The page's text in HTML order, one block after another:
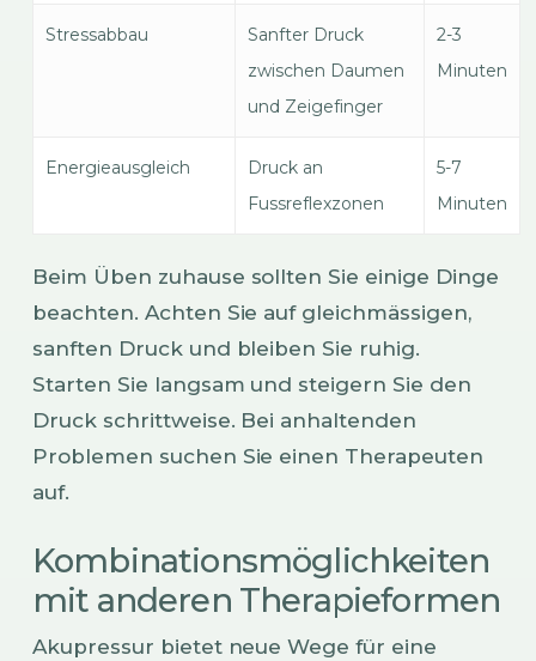
Stressabbau
Sanfter Druck
zwischen Daumen
und Zeigefinger
2-3
Minuten
Energieausgleich
Druck an
Fussreflexzonen
5-7
Minuten
Beim Üben zuhause sollten Sie einige Dinge
beachten. Achten Sie auf gleichmässigen,
sanften Druck und bleiben Sie ruhig.
Starten Sie langsam und steigern Sie den
Druck schrittweise. Bei anhaltenden
Problemen suchen Sie einen Therapeuten
auf.
Kombinationsmöglichkeiten
mit anderen Therapieformen
Akupressur bietet neue Wege für eine